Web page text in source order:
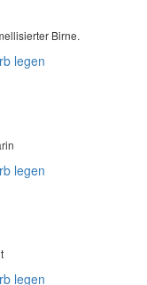
Birne.
legen
legen
legen